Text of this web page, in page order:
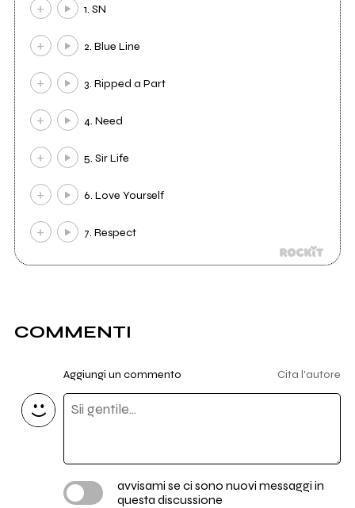
1. SN
2. Blue Line
3. Ripped a Part
4. Need
5. Sir Life
6. Love Yourself
7. Respect
COMMENTI
Aggiungi un commento Cita l'autore
avvisami se ci sono nuovi messaggi in
questa discussione